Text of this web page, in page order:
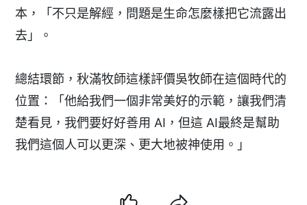
本，「不只是解經，問題是生命怎麼樣把它流露出
去」。
總結環節，秋滿牧師這樣評價吳牧師在這個時代的
位置：「他給我們一個非常美好的示範，讓我們清
楚看見，我們要好好善用 AI，但這 AI最終是幫助
我們這個人可以更深、更大地被神使用。」